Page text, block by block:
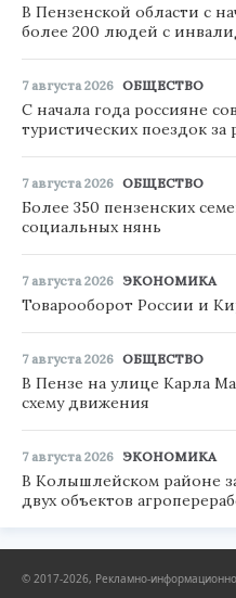
В Пензенской области с
более 200 людей с
7 августа 2026 ОБЩЕСТВО
С начала года россияне
туристических поездок за
7 августа 2026 ОБЩЕСТВО
Более 350 пензенских
социальных нянь
7 августа 2026 ЭКОНОМИКА
Товарооборот России и
7 августа 2026 ОБЩЕСТВО
В Пензе на улице Карла
схему движения
7 августа 2026 ЭКОНОМИКА
В Колышлейском районе
двух объектов
© 2017-2026, Рекламно-